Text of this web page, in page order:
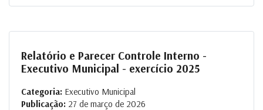
Relatório e Parecer Controle Interno -
Executivo Municipal - exercício 2025
Categoria: Executivo Municipal
Publicação: 27 de março de 2026